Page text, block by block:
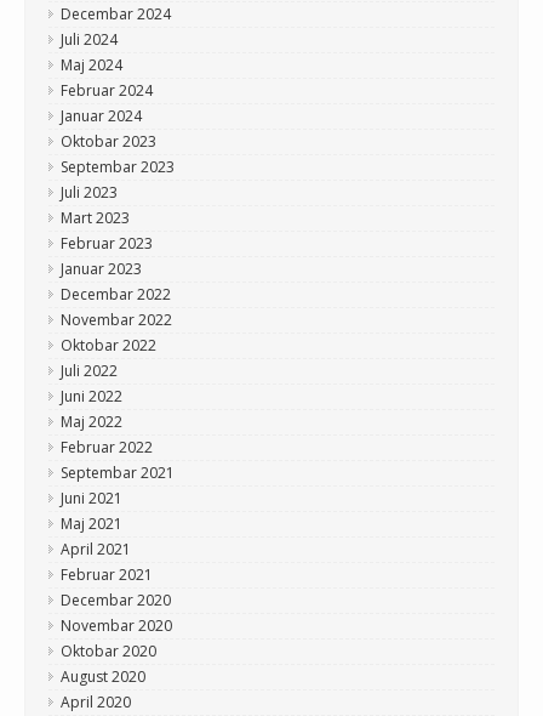
Decembar 2024
Juli 2024
Maj 2024
Februar 2024
Januar 2024
Oktobar 2023
Septembar 2023
Juli 2023
Mart 2023
Februar 2023
Januar 2023
Decembar 2022
Novembar 2022
Oktobar 2022
Juli 2022
Juni 2022
Maj 2022
Februar 2022
Septembar 2021
Juni 2021
Maj 2021
April 2021
Februar 2021
Decembar 2020
Novembar 2020
Oktobar 2020
August 2020
April 2020